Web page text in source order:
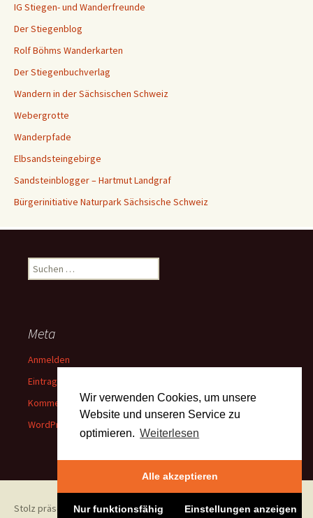
Wir verwenden Cookies, um unsere
Website und unseren Service zu
optimieren. Weiterlesen
Alle akzeptieren
Nur funktionsfähig Einstellungen anzeigen
IG Stiegen- und Wanderfreunde
Der Stiegenblog
Rolf Böhms Wanderkarten
Der Stiegenbuchverlag
Wandern in der Sächsischen Schweiz
Webergrotte
Wanderpfade
Elbsandsteingebirge
Sandsteinblogger – Hartmut Landgraf
Bürgerinitiative Naturpark Sächsische Schweiz
Suchen
nach:
Meta
Anmelden
Eintrags-Feed
Kommentar-Feed
WordPress.org
Stolz präsentiert von WordPress